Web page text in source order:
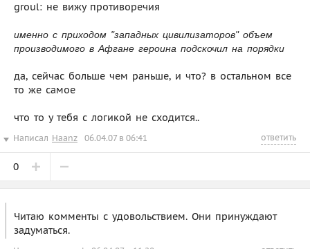
groul: не вижу противоречия
именно с приходом "западных цивилизаторов" объем
производимого в Афгане героина подскочил на порядки
да, сейчас больше чем раньше, и что? в остальном все
то же самое
что то у тебя с логикой не сходится..
Написал Haanz 06.04.07 в 06:41 ответить
0
Читаю комменты с удовольствием. Они принуждают
задуматься.